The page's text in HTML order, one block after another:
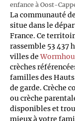
enfance à Oost-
La communauté
situe dans le
France. Ce
rassemble 53 437
villes de
crèches
familles des
de garde. Crèche
ou crèche
disponibles et
mieux à votre